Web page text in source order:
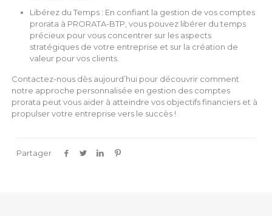
Libérez du Temps : En confiant la gestion de vos comptes
prorata à PRORATA-BTP, vous pouvez libérer du temps
précieux pour vous concentrer sur les aspects
stratégiques de votre entreprise et sur la création de
valeur pour vos clients.
Contactez-nous dès aujourd’hui pour découvrir comment
notre approche personnalisée en gestion des comptes
prorata peut vous aider à atteindre vos objectifs financiers et à
propulser votre entreprise vers le succès !
Partager